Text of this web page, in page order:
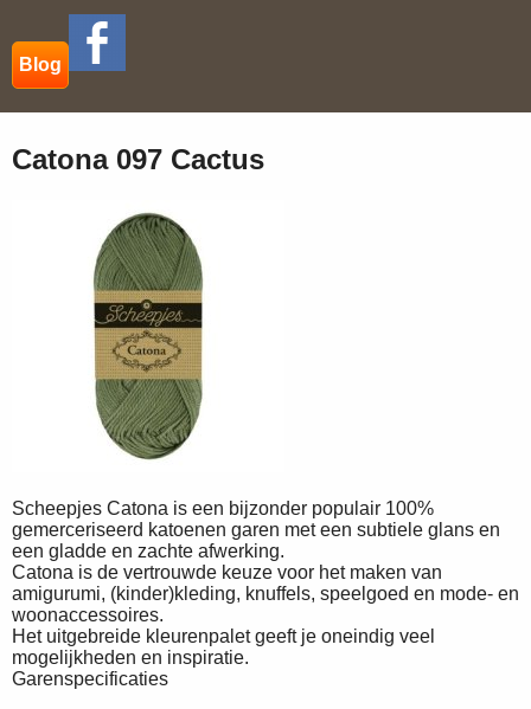
Blog
Catona 097 Cactus
Scheepjes Catona is een bijzonder populair 100%
gemerceriseerd katoenen garen met een subtiele glans en
een gladde en zachte afwerking.
Catona is de vertrouwde keuze voor het maken van
amigurumi, (kinder)kleding, knuffels, speelgoed en mode- en
woonaccessoires.
Het uitgebreide kleurenpalet geeft je oneindig veel
mogelijkheden en inspiratie.
Garenspecificaties